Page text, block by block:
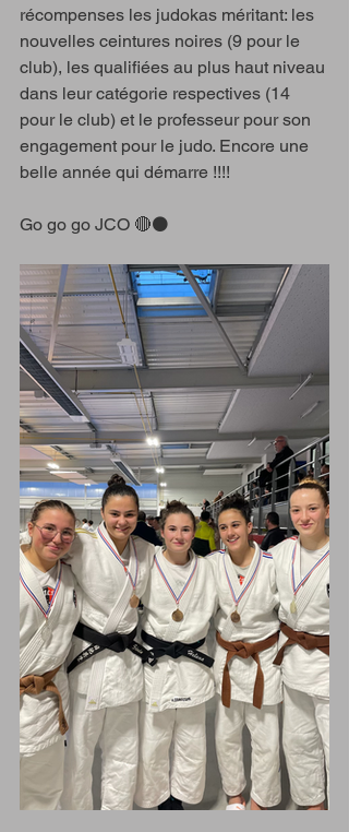
récompenses les judokas méritant: les
nouvelles ceintures noires (9 pour le
club), les qualifiées au plus haut niveau
dans leur catégorie respectives (14
pour le club) et le professeur pour son
engagement pour le judo. Encore une
belle année qui démarre !!!!
Go go go JCO 🔴⚫️